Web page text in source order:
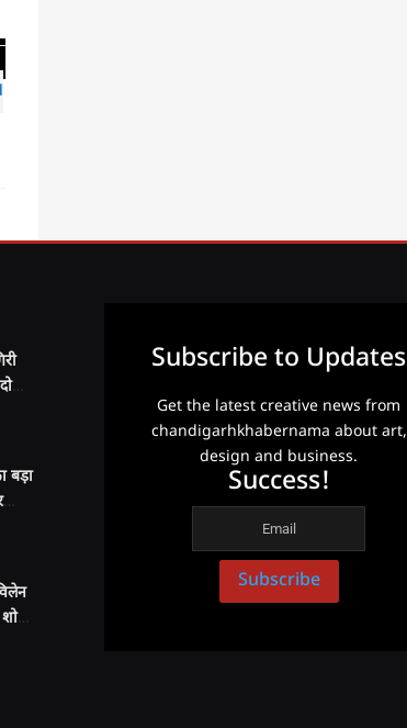
बड़ा
Subscribe to Updates
Get the latest creative news from
chandigarhkhabernama about art,
design and business.
Success!
Subscribe